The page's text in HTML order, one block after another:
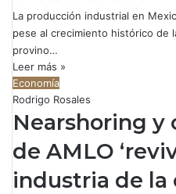
La producción industrial en
pese al crecimiento histórico de
provino…
Leer más »
Economía
Rodrigo Rosales
Nearshoring y
de AMLO
industria de